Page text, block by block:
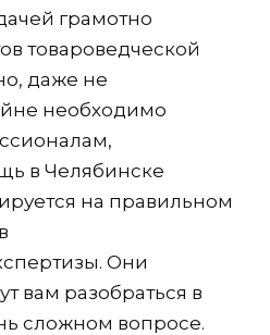
грамотно
товароведческой
даже не
необходимо
в Челябинске
на правильном
Они
вам разобраться в
сложном вопросе.